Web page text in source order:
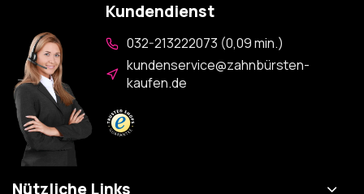
Kundendienst
032-213222073 (0,09 min.)
kundenservice@zahnbürsten-
kaufen.de
Nützliche Links